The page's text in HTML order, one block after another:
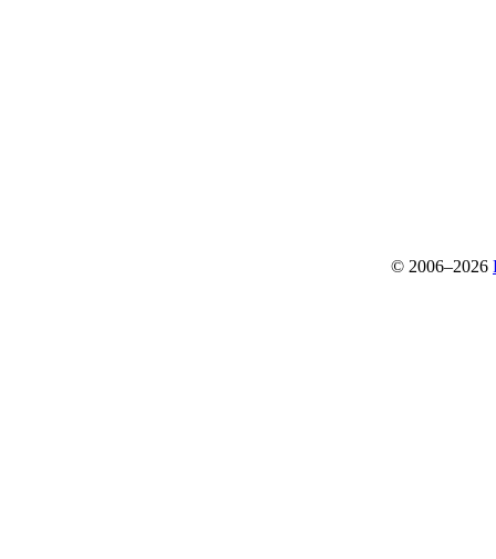
© 2006–2026